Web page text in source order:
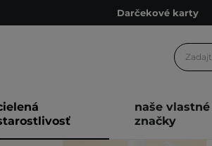
Darčekové karty
Odmeňovací program
Darčekové karty
naše vlastné
značky